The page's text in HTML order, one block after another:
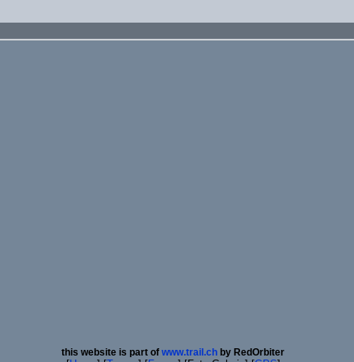
this website is part of www.trail.ch by RedOrbiter